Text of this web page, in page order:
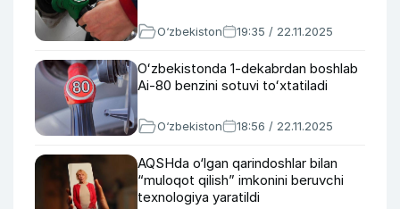
O‘zbekiston 19:35 / 22.11.2025
Oʻzbekistonda 1-dekabrdan boshlab
Ai-80 benzini sotuvi toʻxtatiladi
O‘zbekiston 18:56 / 22.11.2025
AQSHda o‘lgan qarindoshlar bilan
“muloqot qilish” imkonini beruvchi
texnologiya yaratildi